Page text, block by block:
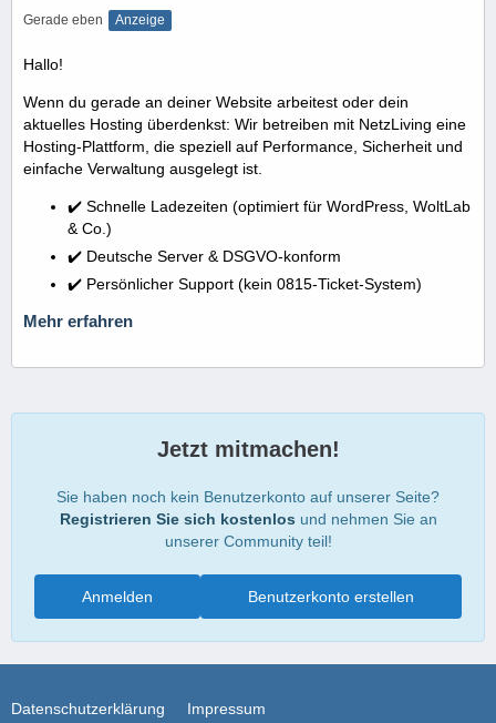
Gerade eben Anzeige
Hallo!
Wenn du gerade an deiner Website arbeitest oder dein
aktuelles Hosting überdenkst: Wir betreiben mit NetzLiving eine
Hosting-Plattform, die speziell auf Performance, Sicherheit und
einfache Verwaltung ausgelegt ist.
✔️ Schnelle Ladezeiten (optimiert für WordPress, WoltLab
& Co.)
✔️ Deutsche Server & DSGVO-konform
✔️ Persönlicher Support (kein 0815-Ticket-System)
Mehr erfahren
Jetzt mitmachen!
Sie haben noch kein Benutzerkonto auf unserer Seite?
Registrieren Sie sich kostenlos und nehmen Sie an
unserer Community teil!
Benutzerkonto erstellen
Anmelden
Datenschutzerklärung Impressum